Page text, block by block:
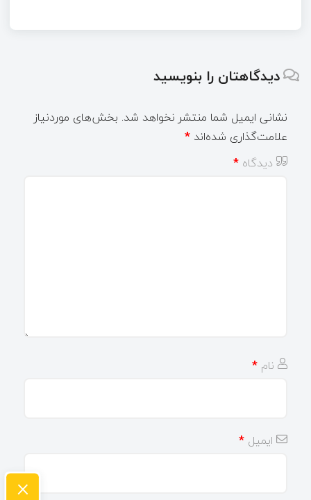
دیدگاهتان را بنویسید
نشانی ایمیل شما منتشر نخواهد شد. بخش‌های موردنیاز
علامت‌گذاری شده‌اند *
دیدگاه *
نام *
ایمیل *
×